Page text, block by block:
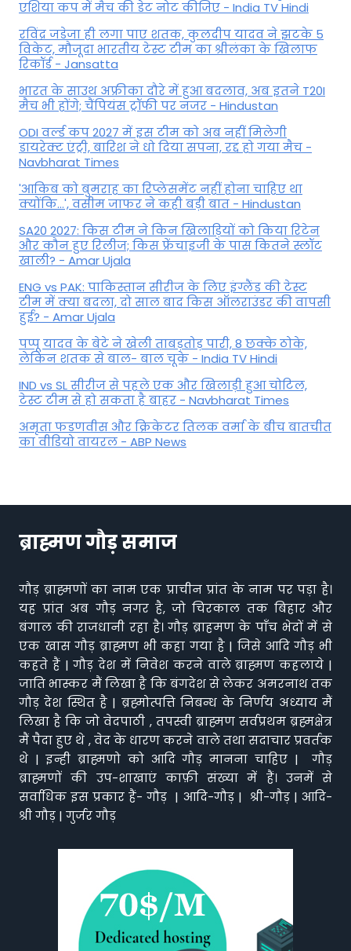
एशिया कप में मैच की डेट नोट कीजिए - India TV Hindi
रविंद्र जडेजा ही लगा पाए शतक, कुलदीप यादव ने झटके 5
विकेट, मौजूदा भारतीय टेस्ट टीम का श्रीलंका के खिलाफ
रिकॉर्ड - Jansatta
भारत के साउथ अफ्रीका दौरे में हुआ बदलाव, अब इतने T20I
मैच भी होंगे; चैंपियंस ट्रॉफी पर नजर - Hindustan
ODI वर्ल्ड कप 2027 में इस टीम को अब नहीं मिलेगी
डायरेक्ट एंट्री, बारिश ने धो दिया सपना, रद्द हो गया मैच -
Navbharat Times
'आकिब को बुमराह का रिप्लेसमेंट नहीं होना चाहिए था
क्योंकि...', वसीम जाफर ने कही बड़ी बात - Hindustan
SA20 2027: किस टीम ने किन खिलाड़ियों को किया रिटेन
और कौन हुए रिलीज; किस फ्रेंचाइजी के पास कितने स्लॉट
खाली? - Amar Ujala
ENG vs PAK: पाकिस्तान सीरीज के लिए इंग्लैंड की टेस्ट
टीम में क्या बदला, दो साल बाद किस ऑलराउंडर की वापसी
हुई? - Amar Ujala
पप्पू यादव के बेटे ने खेली ताबड़तोड़ पारी, 8 छक्के ठोके,
लेकिन शतक से बाल- बाल चूके - India TV Hindi
IND vs SL सीरीज से पहले एक और खिलाड़ी हुआ चोटिल,
टेस्ट टीम से हो सकता है बाहर - Navbharat Times
अमृता फडणवीस और क्रिकेटर तिलक वर्मा के बीच बातचीत
का वीडियो वायरल - ABP News
ब्राह्मण गौड़ समाज
गौड़ ब्राह्मणों का नाम एक प्राचीन प्रांत के नाम पर पड़ा है।
यह प्रांत अब गौड़ नगर है, जो चिरकाल तक बिहार और
बंगाल की राजधानी रहा है। गौड़ ब्राहमण के पाँच भेदों में से
एक खास गौड़ ब्राह्मण भी कहा गया है | जिसे आदि गौड़ भी
कहते हैं | गौड़ देश में निवेश करने वाले ब्राह्मण कहलाये |
जाति भास्कर मैं लिखा है कि बंगदेश से लेकर अमरनाथ तक
गौड़ देश स्थित है | ब्रह्मोत्पत्ति निबन्ध के निर्णय अध्याय मैं
लिखा है कि जो वेदपाठी , तपस्वी ब्राह्मण सर्वप्रथम ब्रह्मक्षेत्र
मैं पैदा हुए थे , वेद के धारण करने वाले तथा सदाचार प्रवर्तक
थे | इन्ही ब्राह्मणो को आदि गौड़ मानना चाहिए | गौड़
ब्राह्मणों की उप-शाखाएं काफ़ी संख्या में हैं। उनमें से
सर्वाधिक इस प्रकार हैं- गौड़ | आदि-गौड़ | श्री-गौड़ | आदि-
श्री गौड़ | गुर्जर गौड़